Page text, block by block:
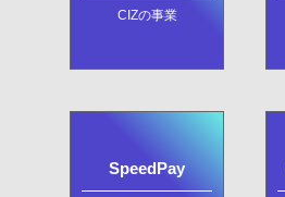
CIZの事業
SpeedPay